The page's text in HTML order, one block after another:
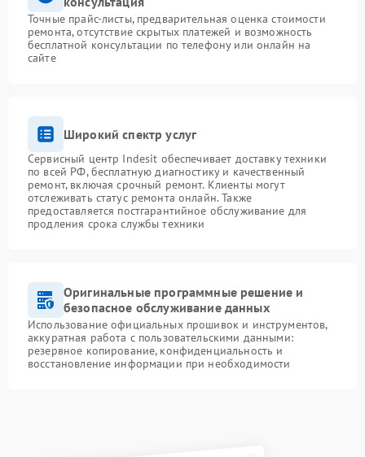
Точные прайс-листы, предварительная оценка стоимости
ремонта, отсутствие скрытых платежей и возможность
бесплатной консультации по телефону или онлайн на
сайте
Широкий спектр услуг
Сервисный центр Indesit обеспечивает доставку техники
по всей РФ, бесплатную диагностику и качественный
ремонт, включая срочный ремонт. Клиенты могут
отслеживать статус ремонта онлайн. Также
предоставляется постгарантийное обслуживание для
продления срока службы техники
Оригинальные программные решение и
безопасное обслуживание данных
Использование официальных прошивок и инструментов,
аккуратная работа с пользовательскими данными:
резервное копирование, конфиденциальность и
восстановление информации при необходимости